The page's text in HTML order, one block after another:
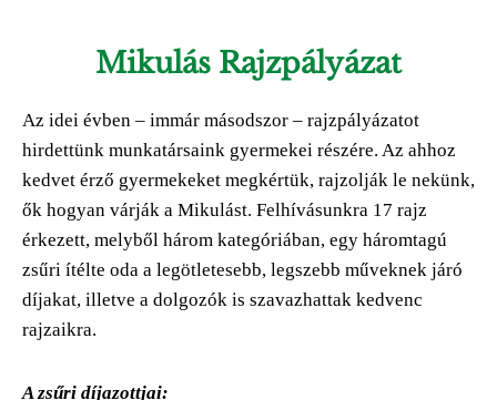
Mikulás Rajzpályázat
Az idei évben – immár másodszor – rajzpályázatot
hirdettünk munkatársaink gyermekei részére. Az ahhoz
kedvet érző gyermekeket megkértük, rajzolják le nekünk,
ők hogyan várják a Mikulást. Felhívásunkra 17 rajz
érkezett, melyből három kategóriában, egy háromtagú
zsűri ítélte oda a legötletesebb, legszebb műveknek járó
díjakat, illetve a dolgozók is szavazhattak kedvenc
rajzaikra.
A zsűri díjazottjai: